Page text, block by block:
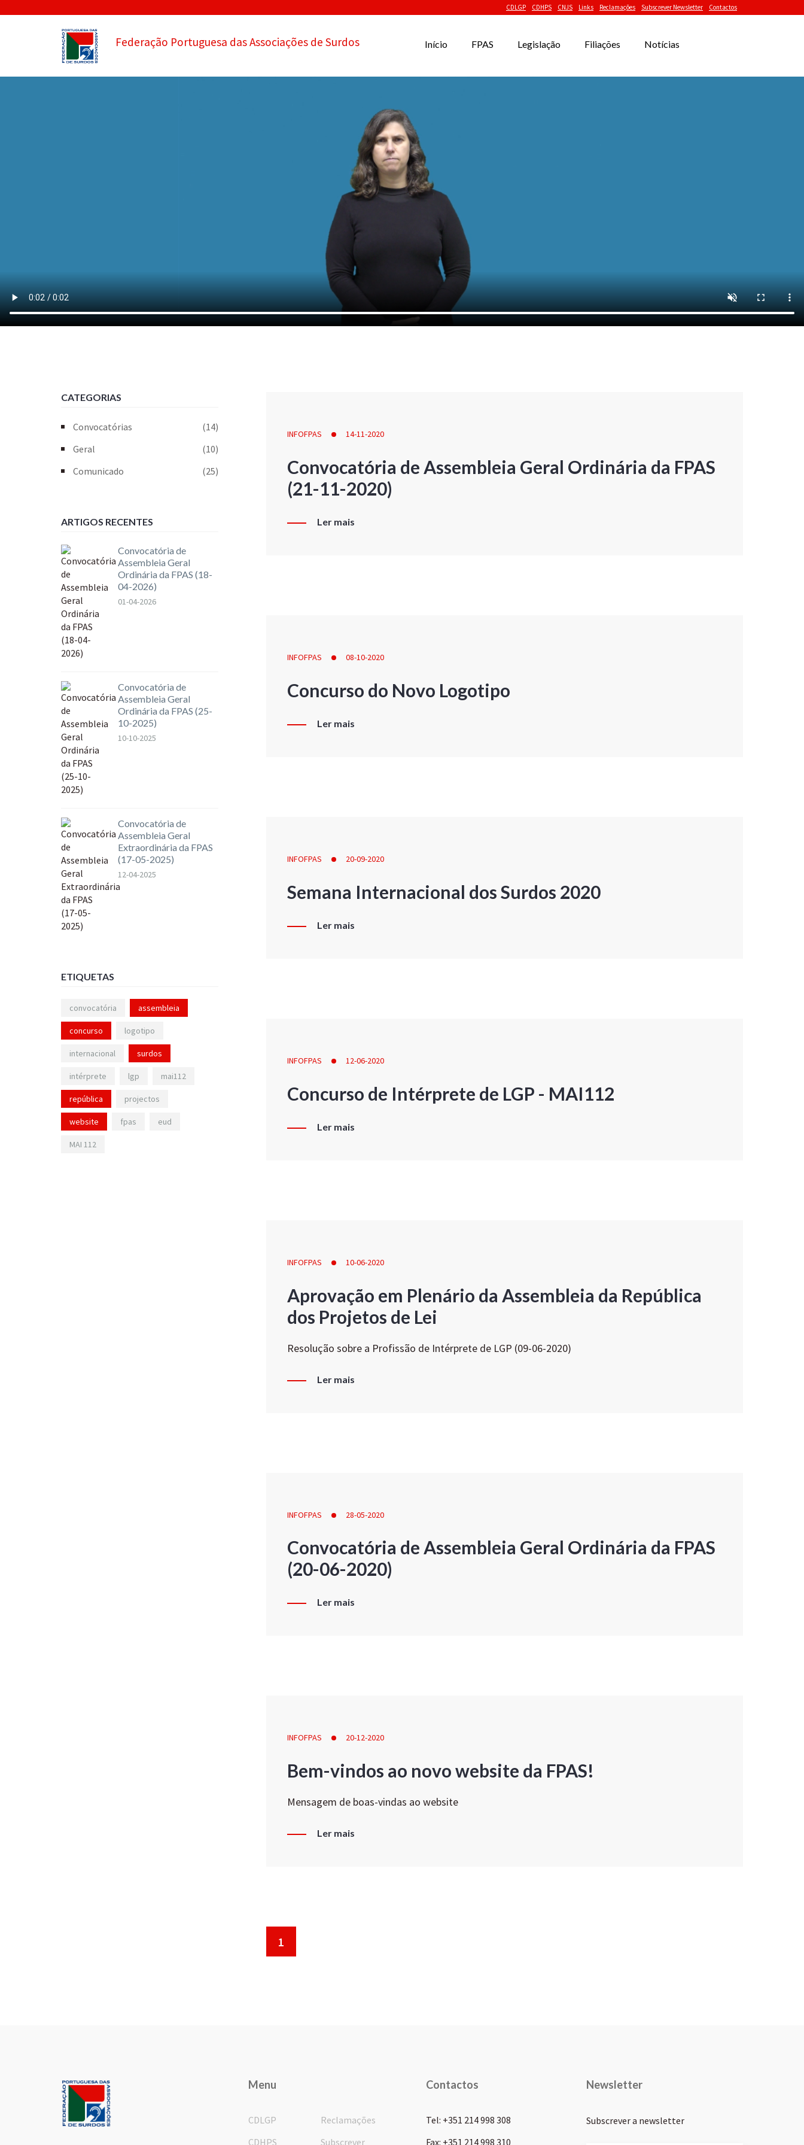
CDLGP CDHPS CNJS Links Reclamações Subscrever Newsletter Contactos
Federação Portuguesa das Associações de Surdos Início FPAS Legislação Filiações Notícias
INFOFPAS 14-11-2020
Convocatória de Assembleia Geral Ordinária da FPAS
(21-11-2020)
Ler mais
INFOFPAS 08-10-2020
Concurso do Novo Logotipo
Ler mais
INFOFPAS 20-09-2020
Semana Internacional dos Surdos 2020
Ler mais
INFOFPAS 12-06-2020
Concurso de Intérprete de LGP - MAI112
Ler mais
INFOFPAS 10-06-2020
Aprovação em Plenário da Assembleia da República
dos Projetos de Lei
Resolução sobre a Profissão de Intérprete de LGP (09-06-2020)
Ler mais
INFOFPAS 28-05-2020
Convocatória de Assembleia Geral Ordinária da FPAS
(20-06-2020)
Ler mais
INFOFPAS 20-12-2020
Bem-vindos ao novo website da FPAS!
Mensagem de boas-vindas ao website
Ler mais
1
CATEGORIAS
Convocatórias
(14)
Geral
(10)
Comunicado
(25)
ARTIGOS RECENTES
Convocatória de
Assembleia Geral
Ordinária da FPAS (18-
04-2026)
01-04-2026
Convocatória de
Assembleia Geral
Ordinária da FPAS (25-
10-2025)
10-10-2025
Convocatória de
Assembleia Geral
Extraordinária da FPAS
(17-05-2025)
12-04-2025
ETIQUETAS
convocatória assembleia
concurso logotipo
internacional surdos
intérprete lgp mai112
república projectos
website fpas eud
MAI 112
Menu
CDLGP
CDHPS
Reclamações
Subscrever
Contactos
Tel: +351 214 998 308
Fax: +351 214 998 310
Newsletter
Subscrever a newsletter